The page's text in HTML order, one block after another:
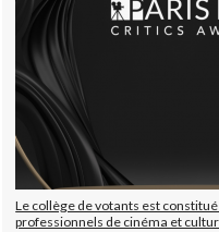
Le collège de votants est
professionnels de cinéma et